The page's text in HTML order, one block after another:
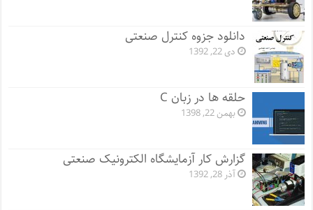
دانلود جزوه کنترل صنعتی
دی 22, 1392
حلقه ها در زبان C
بهمن 22, 1398
گزارش کار آزمایشگاه الکترونیک صنعتی
آذر 28, 1392